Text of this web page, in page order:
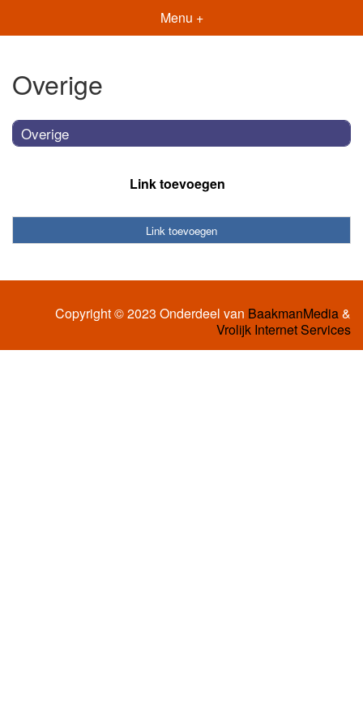
Menu +
Overige
Overige
Link toevoegen
Link toevoegen
Copyright © 2023 Onderdeel van BaakmanMedia&
Vrolijk Internet Services